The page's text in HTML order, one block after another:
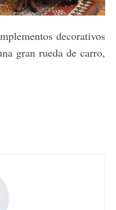
decorativos
gran rueda de carro,